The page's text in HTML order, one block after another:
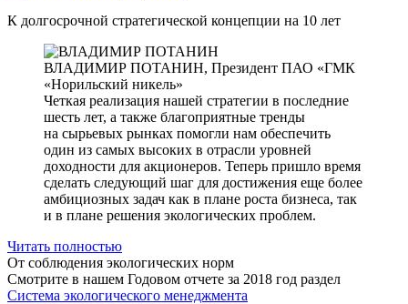
К долгосрочной стратегической концепции на 10 лет
ВЛАДИМИР ПОТАНИН, Президент ПАО «ГМК
«Норильский никель»
Четкая реализация нашей стратегии в последние
шесть лет, а также благоприятные тренды
на сырьевых рынках помогли нам обеспечить
один из самых высоких в отрасли уровней
доходности для акционеров. Теперь пришло время
сделать следующий шаг для достижения еще более
амбициозных задач как в плане роста бизнеса, так
и в плане решения экологических проблем.
Читать полностью
От соблюдения экологических норм
Смотрите в нашем Годовом отчете за 2018 год раздел
Система экологического менеджмента